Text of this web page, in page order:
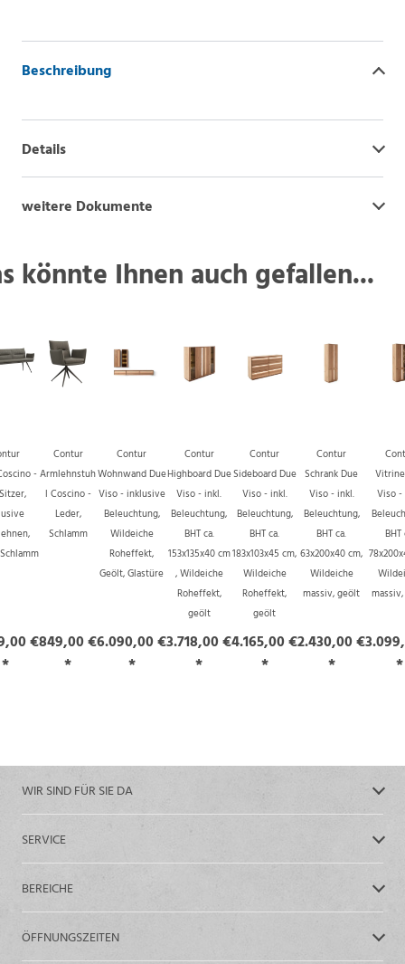
Beschreibung
Details
weitere Dokumente
könnte Ihnen auch gefallen...
-
€
*
Contur
Armlehnstuh
l Coscino -
Leder,
Schlamm
849,00 €
*
Contur
Wohnwand Due
Viso - inklusive
Beleuchtung,
Wildeiche
Roheffekt,
Geölt, Glastüre
6.090,00 €
*
Contur
Highboard Due
Viso - inkl.
Beleuchtung,
BHT ca.
153x135x40 cm
, Wildeiche
Roheffekt,
geölt
3.718,00 €
*
Contur
Sideboard Due
Viso - inkl.
Beleuchtung,
BHT ca.
183x103x45 cm,
Wildeiche
Roheffekt,
geölt
4.165,00 €
*
Contur
Schrank Due
Viso - inkl.
Beleuchtung,
BHT ca.
63x200x40 cm,
Wildeiche
massiv, geölt
2.430,00 €
*
Viso -
BHT
*
WIR SIND FÜR SIE DA
SERVICE
BEREICHE
ÖFFNUNGSZEITEN